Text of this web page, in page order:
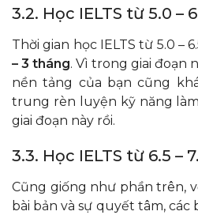
3.2. Học IELTS từ 5.0 –
Thời gian học IELTS từ 5.0 –
– 3 tháng. Vì trong giai đoạn
nền tảng của bạn cũng
trung rèn luyện kỹ năng
giai đoạn này rồi.
3.3. Học IELTS từ 6.5 –
Cũng giống như phần trên,
bài bản và sự quyết tâm,